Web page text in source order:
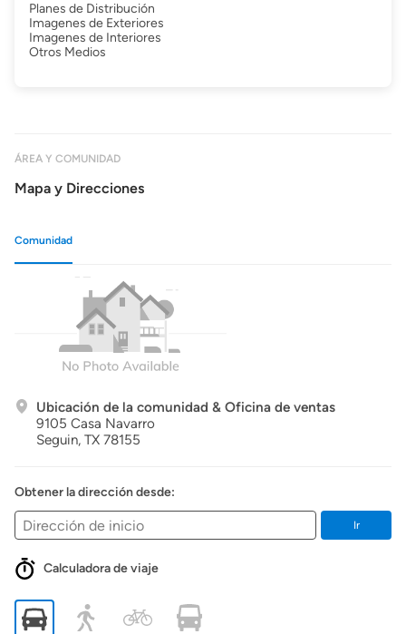
Planes de Distribución
Imagenes de Exteriores
Imagenes de Interiores
Otros Medios
ÁREA Y COMUNIDAD
Mapa y Direcciones
Comunidad
Ubicación de la comunidad & Oficina de ventas
9105 Casa Navarro
Seguin, TX 78155
Obtener la dirección desde:
Ir
Calculadora de viaje